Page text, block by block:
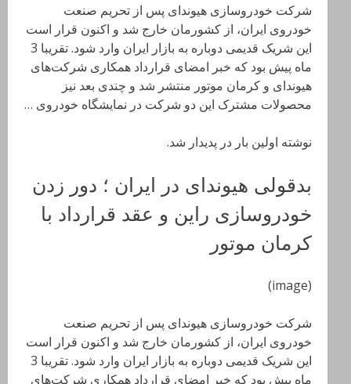
شرکت خودروسازی هیوندای پس از تحریم صنعت
خودروی ایران، از کشورمان خارج شد و اکنون قرار است
این شریک قدیمی دوباره به بازار ایران وارد شود. تقریبا 3
ماه پیش بود که خبر امضای قرارداد همکاری شرکت‌های
هیوندای و کرمان موتور منتشر شد و چندی بعد نیز
محصولات مشترک این دو شرکت در نمایشگاه خودروی …
نوشته اولین بار در پدیدار شد.
بدقولی هیوندای در ایران ؛ دور زدن
خودروسازی راین و عقد قرارداد با
کرمان موتور
(image)
شرکت خودروسازی هیوندای پس از تحریم صنعت
خودروی ایران، از کشورمان خارج شد و اکنون قرار است
این شریک قدیمی دوباره به بازار ایران وارد شود. تقریبا 3
ماه پیش بود که خبر امضای قرارداد همکاری شرکت‌های